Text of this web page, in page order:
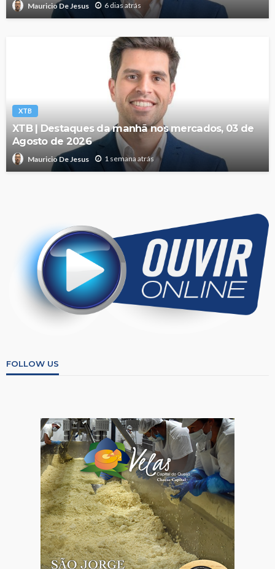
Mauricio De Jesus 6 dias atrás
XTB
XTB | Destaques da manhã nos mercados, 03 de
Agosto de 2026
Mauricio De Jesus 1 semana atrás
FOLLOW US